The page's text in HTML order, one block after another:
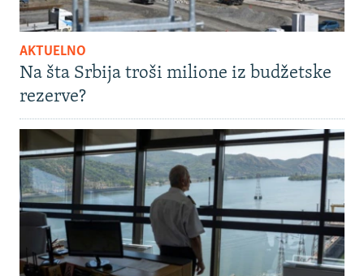
AKTUELNO
Na šta Srbija troši milione iz budžetske
rezerve?